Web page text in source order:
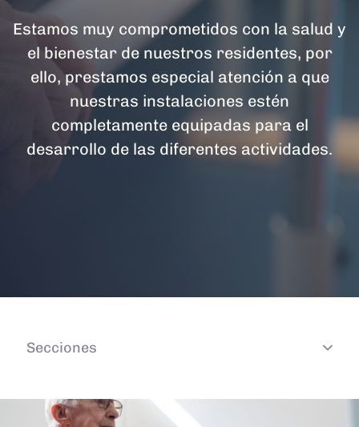
Estamos muy comprometidos con la salud y
el bienestar de nuestros residentes, por
ello, prestamos especial atención a que
nuestras instalaciones estén
completamente equipadas para el
desarrollo de las diferentes actividades.
Secciones